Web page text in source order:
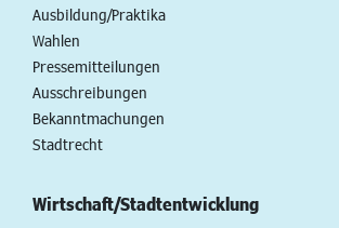
Ausbildung/Praktika
Wahlen
Pressemitteilungen
Ausschreibungen
Bekanntmachungen
Stadtrecht
Wirtschaft/Stadtentwicklung